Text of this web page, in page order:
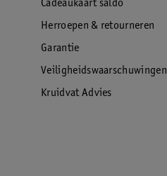
Cadeaukaart saldo
Herroepen & retourneren
Garantie
Veiligheidswaarschuwingen
Kruidvat Advies